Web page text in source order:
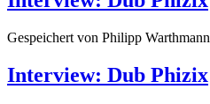
Gespeichert von Philipp Warthmann
Interview: Dub Phizix